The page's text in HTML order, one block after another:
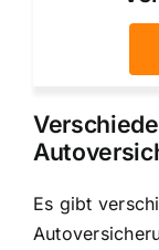
Es gibt